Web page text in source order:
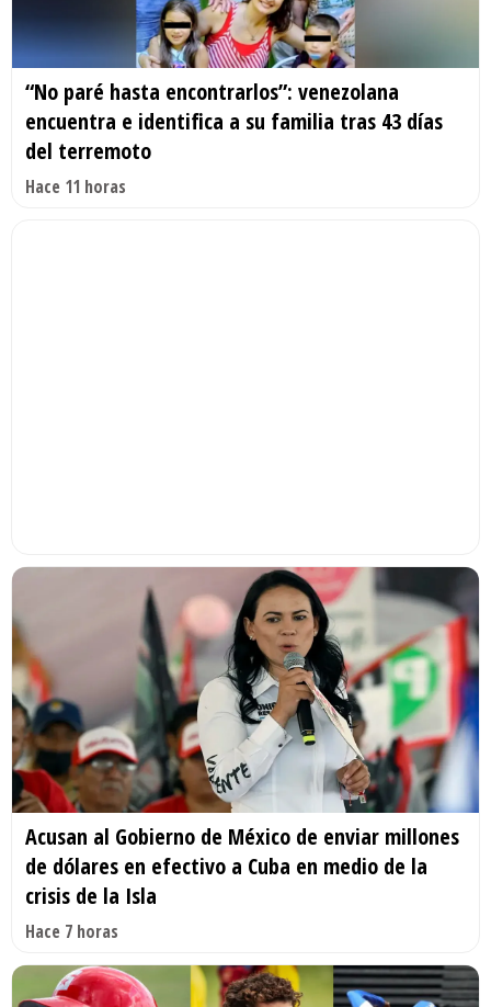
“No paré hasta encontrarlos”: venezolana
encuentra e identifica a su familia tras 43 días
del terremoto
Hace 11 horas
Acusan al Gobierno de México de enviar millones
de dólares en efectivo a Cuba en medio de la
crisis de la Isla
Hace 7 horas